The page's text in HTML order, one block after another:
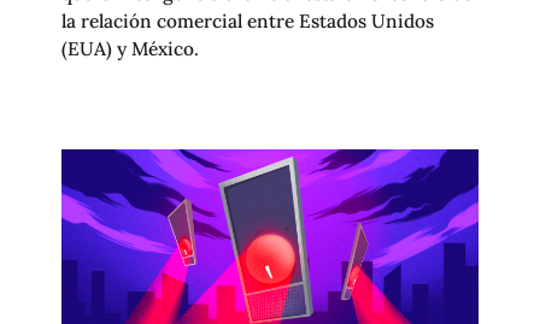
la relación comercial entre Estados Unidos
(EUA) y México.